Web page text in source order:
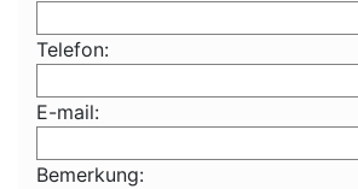
Telefon:
E-mail:
Bemerkung: